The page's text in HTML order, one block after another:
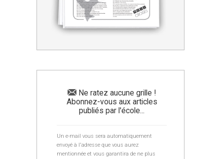
Ne ratez aucune grille !
Abonnez-vous aux articles
publiés par l'école...
Un e-mail vous sera automatiquement
envoyé à l'adresse que vous aurez
mentionnée et vous garantira de ne plus